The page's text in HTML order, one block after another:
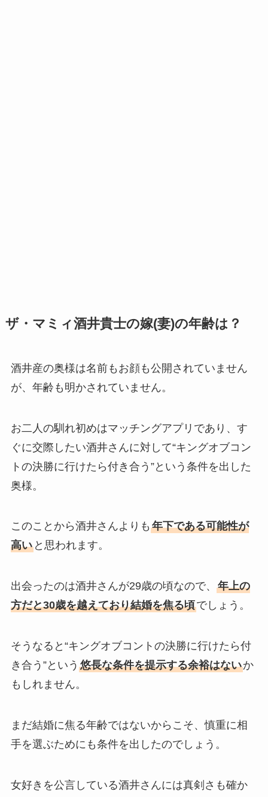
ザ・マミィ酒井貴士の嫁(妻)の年齢は？
酒井産の奥様は名前もお顔も公開されていません
が、年齢も明かされていません。
お二人の馴れ初めはマッチングアプリであり、す
ぐに交際したい酒井さんに対して“キングオブコン
トの決勝に行けたら付き合う”という条件を出した
奥様。
このことから酒井さんよりも 年下である可能性が
高いと思われます。
出会ったのは酒井さんが29歳の頃なので、 年上の
方だと30歳を越えており結婚を焦る頃でしょう。
そうなると“キングオブコントの決勝に行けたら付
き合う”という 悠長な条件を提示する余裕はないか
もしれません。
まだ結婚に焦る年齢ではないからこそ、慎重に相
手を選ぶためにも条件を出したのでしょう。
女好きを公言している酒井さんには真剣さも確か